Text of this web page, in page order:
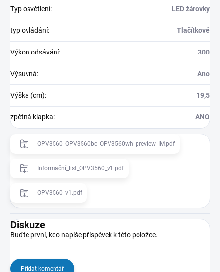
Typ osvětlení: LED žárovky
typ ovládání: Tlačítkové
Výkon odsávání: 300
Výsuvná: Ano
Výška (cm): 19,5
zpětná klapka: ANO
OPV3560_OPV3560bc_OPV3560wh_preview_IM.pdf
Informační_list_OPV3560_v1.pdf
OPV3560_v1.pdf
Diskuze
Buďte první, kdo napíše příspěvek k této položce.
Přidat komentář